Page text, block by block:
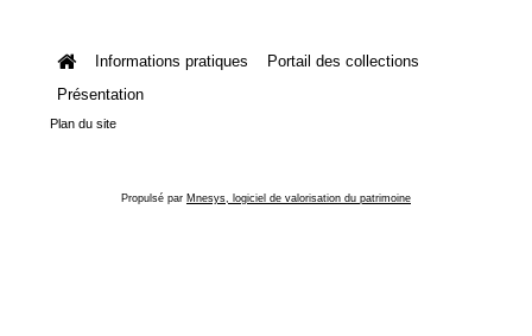
Informations pratiques
Portail des collections
Présentation
Plan du site
Propulsé par Mnesys, logiciel de valorisation du patrimoine